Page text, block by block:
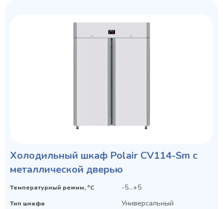
Холодильный шкаф Polair CV114-Sm с
металлической дверью
Температурный режим, °C -5…+5
Тип шкафа Универсальный